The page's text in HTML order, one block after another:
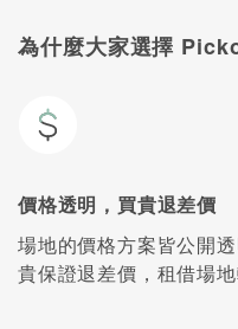
為什麼大家選擇
價格透明，買貴退差價
場地的價格方案皆公開
貴保證退差價，租借場地